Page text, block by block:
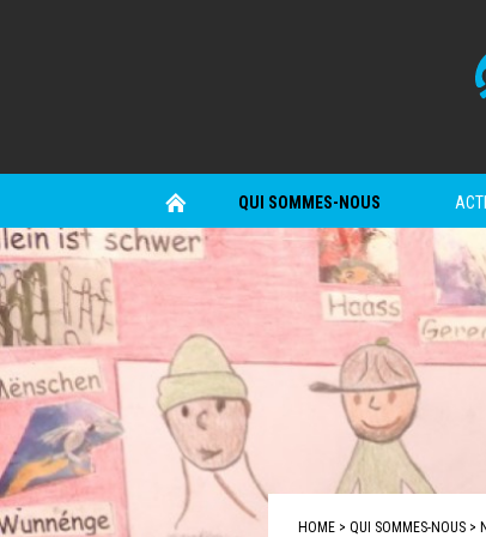
NAVIGATION
PRINCIPALE
HOMEQUI SOMMES-NOUS
HOME QUI SOMMES-NOUS